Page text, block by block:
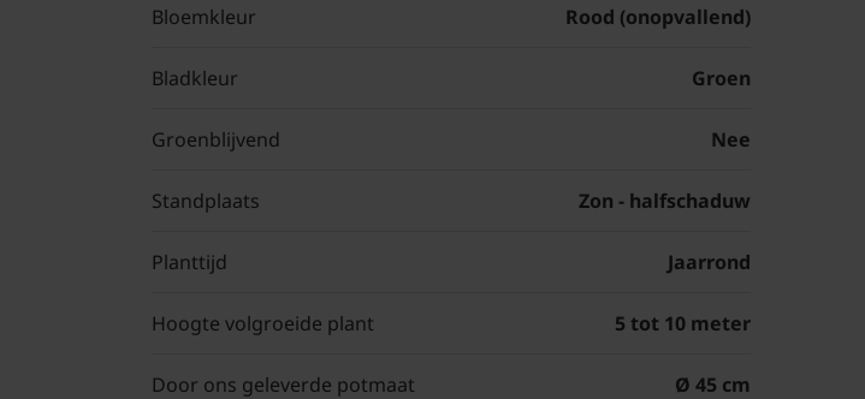
Bloemkleur Rood (onopvallend)
Bladkleur Groen
Groenblijvend Nee
Standplaats Zon - halfschaduw
Planttijd Jaarrond
Hoogte volgroeide plant 5 tot 10 meter
Door ons geleverde potmaat Ø 45 cm